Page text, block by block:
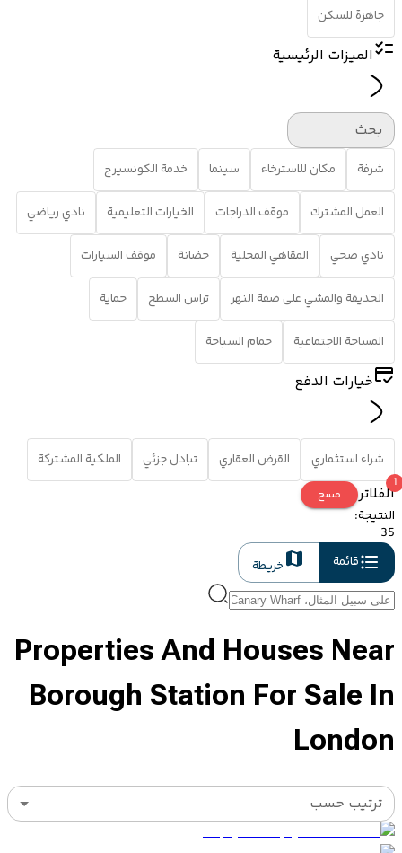
جاهزة للسكن
الميزات الرئيسية
بحث
شرفة مكان للاسترخاء سينما خدمة الكونسيرج
العمل المشترك موقف الدراجات الخيارات التعليمية نادي رياضي
نادي صحي المقاهي المحلية حضانة موقف السيارات
الحديقة والمشي على ضفة النهر تراس السطح حماية
المساحة الاجتماعية حمام السباحة
خيارات الدفع
شراء استثماري القرض العقاري تبادل جزئي الملكية المشتركة
الفلاتر
1
مسح
النتيجة:
35
قائمة
خريطة
Properties And Houses Near
Borough Station For Sale In
London
ترتيب حسب